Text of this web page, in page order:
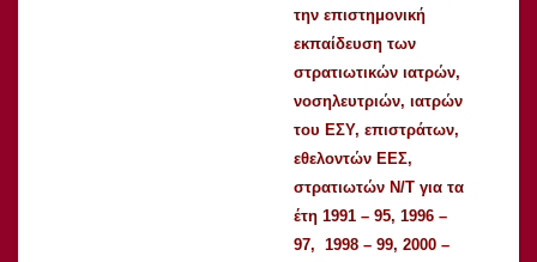
την επιστημονική
εκπαίδευση των
στρατιωτικών ιατρών,
νοσηλευτριών, ιατρών
του ΕΣΥ, επιστράτων,
εθελοντών ΕΕΣ,
στρατιωτών Ν/Τ για τα
έτη 1991 – 95, 1996 –
97, 1998 – 99, 2000 –